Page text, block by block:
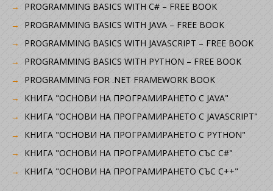
PROGRAMMING BASICS WITH C# – FREE BOOK
PROGRAMMING BASICS WITH JAVA – FREE BOOK
PROGRAMMING BASICS WITH JAVASCRIPT – FREE BOOK
PROGRAMMING BASICS WITH PYTHON – FREE BOOK
PROGRAMMING FOR .NET FRAMEWORK BOOK
КНИГА "ОСНОВИ НА ПРОГРАМИРАНЕТО С JAVA"
КНИГА "ОСНОВИ НА ПРОГРАМИРАНЕТО С JAVASCRIPT"
КНИГА "ОСНОВИ НА ПРОГРАМИРАНЕТО С PYTHON"
КНИГА "ОСНОВИ НА ПРОГРАМИРАНЕТО СЪС C#"
КНИГА "ОСНОВИ НА ПРОГРАМИРАНЕТО СЪС C++"